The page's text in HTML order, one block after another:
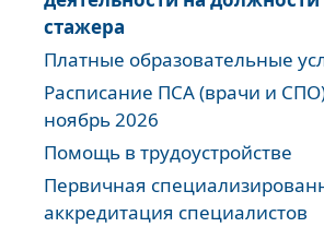
стажера
Платные образовательные
Расписание ПСА (врачи и
ноябрь 2026
Помощь в трудоустройстве
Первичная
аккредитация специалистов